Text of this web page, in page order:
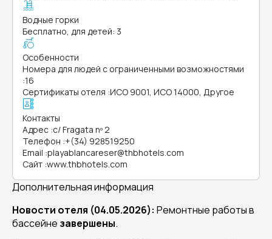
Водные горки
Бесплатно, для детей: 3
Особенности
Номера для людей с ограниченными возможностями
:16
Сертификаты отеля :ИСО 9001, ИСО 14000, Другое
Контакты
Адрес :c/ Fragata nº 2
Телефон :+(34) 928519250
Email :playablancareser@thbhotels.com
Сайт :www.thbhotels.com
Дополнительная информация
Новости отеля (04.05.2026): Ремонтные работы в
бассейне завершены.